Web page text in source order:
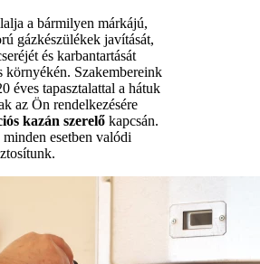
a bármilyen márkájú,
gázkészülékek javítását,
és karbantartását
környékén. Szakembereink
éves tapasztalattal a hátuk
az Ön rendelkezésére
kazán szerelő kapcsán.
esetben valódi